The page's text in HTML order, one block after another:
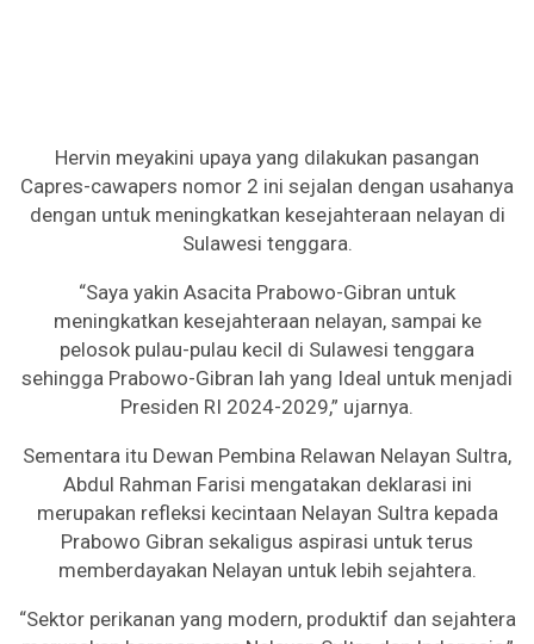
Hervin meyakini upaya yang dilakukan pasangan
Capres-cawapers nomor 2 ini sejalan dengan usahanya
dengan untuk meningkatkan kesejahteraan nelayan di
Sulawesi tenggara.
“Saya yakin Asacita Prabowo-Gibran untuk
meningkatkan kesejahteraan nelayan, sampai ke
pelosok pulau-pulau kecil di Sulawesi tenggara
sehingga Prabowo-Gibran lah yang Ideal untuk menjadi
Presiden RI 2024-2029,” ujarnya.
Sementara itu Dewan Pembina Relawan Nelayan Sultra,
Abdul Rahman Farisi mengatakan deklarasi ini
merupakan refleksi kecintaan Nelayan Sultra kepada
Prabowo Gibran sekaligus aspirasi untuk terus
memberdayakan Nelayan untuk lebih sejahtera.
“Sektor perikanan yang modern, produktif dan sejahtera